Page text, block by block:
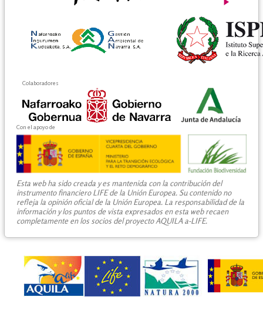
Colaboradores
Con el apoyo de
Esta web ha sido creada y es mantenida con la contribución del
instrumento financiero LIFE de la Unión Europea. Su contenido no
refleja la opinión oficial de la Unión Europea. La responsabilidad de la
información y los puntos de vista expresados en esta web recaen
completamente en los socios del proyecto AQUILA a-LIFE.